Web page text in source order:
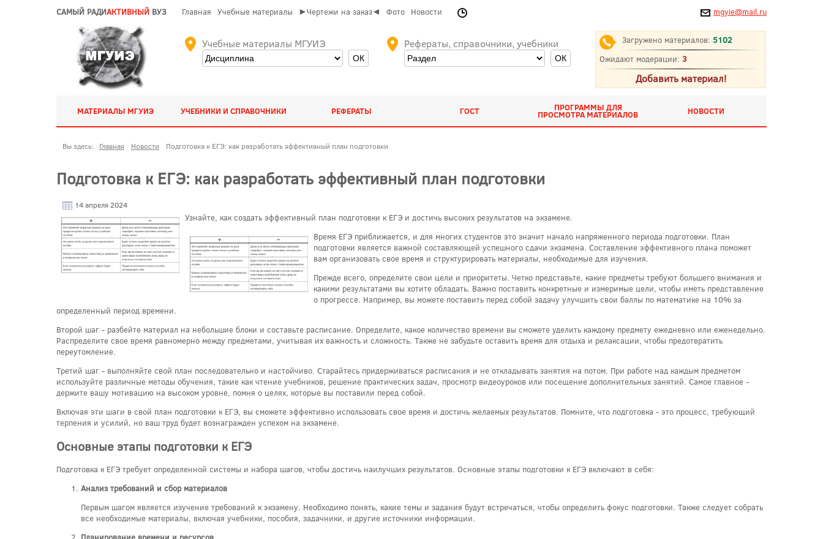
САМЫЙ РАДИАКТИВНЫЙ ВУЗ Главная Учебные материалы ►Чертежи на заказ◄ Фото Новости mgyie@mail.ru
Учебные материалы МГУИЭ Рефераты, справочники, учебники Загружено материалов: 5102
Ожидают модерации: 3
Добавить материал!
МАТЕРИАЛЫ МГУИЭ УЧЕБНИКИ И СПРАВОЧНИКИ РЕФЕРАТЫ ГОСТ ПРОГРАММЫ ДЛЯ
ПРОСМОТРА МАТЕРИАЛОВ НОВОСТИ
Вы здесь: Главная Новости Подготовка к ЕГЭ: как разработать эффективный план подготовки
Подготовка к ЕГЭ: как разработать эффективный план подготовки
14 апреля 2024
Узнайте, как создать эффективный план подготовки к ЕГЭ и достичь высоких результатов на экзамене.
Время ЕГЭ приближается, и для многих студентов это значит начало напряженного периода подготовки. План
подготовки является важной составляющей успешного сдачи экзамена. Составление эффективного плана поможет
вам организовать свое время и структурировать материалы, необходимые для изучения.
Прежде всего, определите свои цели и приоритеты. Четко представьте, какие предметы требуют большего внимания и
какими результатами вы хотите обладать. Важно поставить конкретные и измеримые цели, чтобы иметь представление
о прогрессе. Например, вы можете поставить перед собой задачу улучшить свои баллы по математике на 10% за
определенный период времени.
Второй шаг - разбейте материал на небольшие блоки и составьте расписание. Определите, какое количество времени вы сможете уделить каждому предмету ежедневно или еженедельно.
Распределите свое время равномерно между предметами, учитывая их важность и сложность. Также не забудьте оставить время для отдыха и релаксации, чтобы предотвратить
переутомление.
Третий шаг - выполняйте свой план последовательно и настойчиво. Старайтесь придерживаться расписания и не откладывать занятия на потом. При работе над каждым предметом
используйте различные методы обучения, такие как чтение учебников, решение практических задач, просмотр видеоуроков или посещение дополнительных занятий. Самое главное -
держите вашу мотивацию на высоком уровне, помня о целях, которые вы поставили перед собой.
Включая эти шаги в свой план подготовки к ЕГЭ, вы сможете эффективно использовать свое время и достичь желаемых результатов. Помните, что подготовка - это процесс, требующий
терпения и усилий, но ваш труд будет вознагражден успехом на экзамене.
Основные этапы подготовки к ЕГЭ
Подготовка к ЕГЭ требует определенной системы и набора шагов, чтобы достичь наилучших результатов. Основные этапы подготовки к ЕГЭ включают в себя:
Анализ требований и сбор материалов
Первым шагом является изучение требований к экзамену. Необходимо понять, какие темы и задания будут встречаться, чтобы определить фокус подготовки. Также следует собрать
все необходимые материалы, включая учебники, пособия, задачники, и другие источники информации.